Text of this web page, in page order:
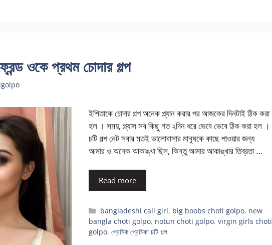
ওকে প্রথম চোদার গল্প
ইশিতাকে চোদার গল্প অনেক প্ল্যান করার পর আজকের দিনটাই ঠিক করা
হল । সময়, প্ল্যাস সব কিছু গত ২দিন ধরে ভেবে ভেবে ঠিক করা হল ।
চটি গল্প নেট সবার মতই ভালোবাসার মানুষকে কাছে পাওয়ার জন্য
আমার ও অনেক আকাঙ্খা ছিল, কিন্তু আমার আকাঙ্খার তিব্রতা …
Read more
Categories
bangladeshi call girl, big boobs choti golpo, new
bangla choti golpo, notun choti golpo, virgin girls choti
golpo, প্রেমিক প্রেমিকা চটি গল্প